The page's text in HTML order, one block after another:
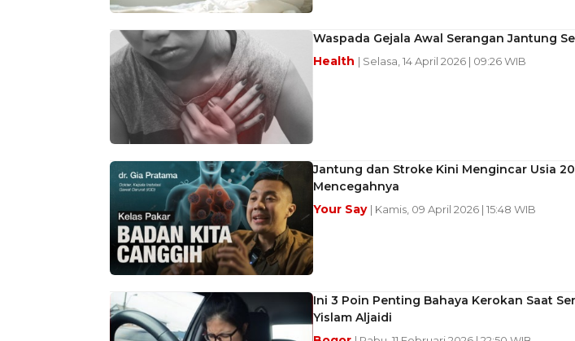
Waspada Gejala Awal Serangan Jantung
Health | Selasa, 14 April 2026 | 09:26 WIB
Jantung dan Stroke Kini Mengincar Usia
Mencegahnya
Your Say | Kamis, 09 April 2026 | 15:48 WIB
Ini 3 Poin Penting Bahaya Kerokan Saat
Yislam Aljaidi